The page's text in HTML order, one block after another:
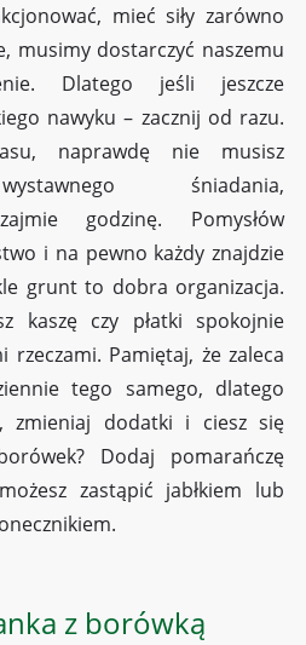
mieć siły zarówno
musimy dostarczyć naszemu
Dlatego jeśli jeszcze
nawyku – zacznij od razu.
naprawdę nie musisz
śniadania,
godzinę. Pomysłów
i na pewno każdy znajdzie
grunt to dobra organizacja.
kaszę czy płatki spokojnie
rzeczami. Pamiętaj, że zaleca
tego samego, dlatego
zmieniaj dodatki i ciesz się
Dodaj pomarańczę
zastąpić jabłkiem lub
z borówką